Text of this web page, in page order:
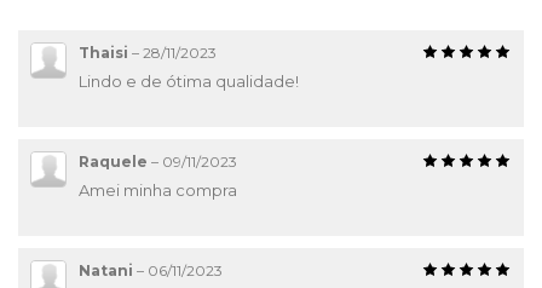
Thaisi – 28/11/2023
Lindo e de ótima qualidade!
Raquele – 09/11/2023
Amei minha compra
Natani – 06/11/2023